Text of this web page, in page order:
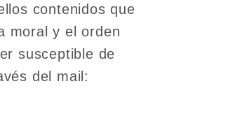
contenidos que
moral y el orden
susceptible de
del mail: